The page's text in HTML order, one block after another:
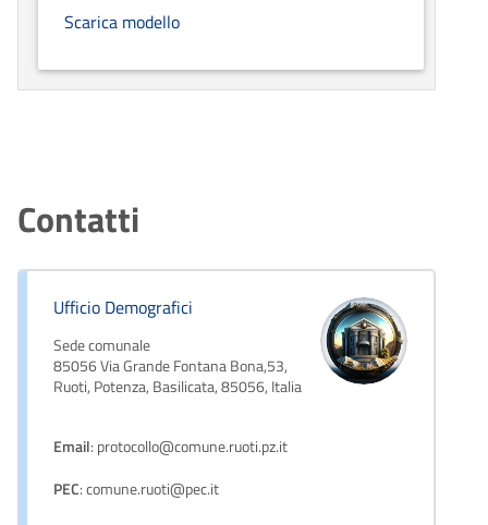
Scarica modello
Contatti
Ufficio Demografici
Sede comunale
85056 Via Grande Fontana Bona,53,
Ruoti, Potenza, Basilicata, 85056, Italia
Email: protocollo@comune.ruoti.pz.it
PEC: comune.ruoti@pec.it